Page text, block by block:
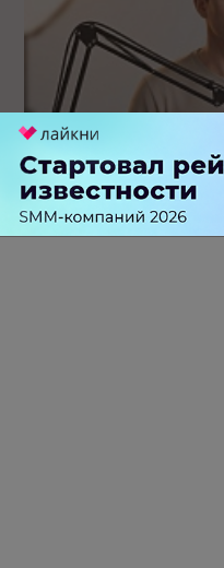
Российский рынок
стагнации после